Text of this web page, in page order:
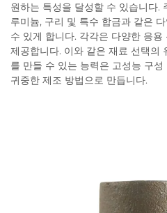
원하는 특성을 달성할 수 있습니다.
루미늄, 구리 및 특수 합금과 같은
수 있게 합니다. 각각은 다양한 응
제공합니다. 이와 같은 재료 선택의
를 만들 수 있는 능력은 고성능 구
귀중한 제조 방법으로 만듭니다.